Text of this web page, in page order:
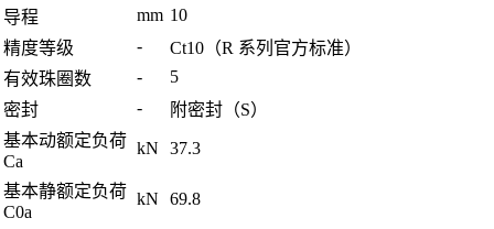
导程
mm 10
精度等级
-
Ct10（R 系列官方标准）
有效珠圈数
-
5
密封
-
附密封（S）
基本动额定负荷
Ca
kN 37.3
基本静额定负荷
C0a
kN 69.8